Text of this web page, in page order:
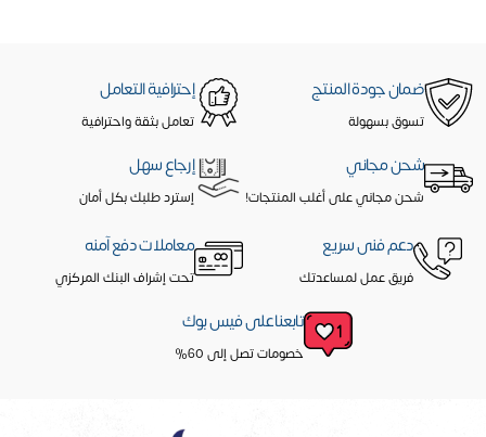
ضمان جودة المنتج
تسوق بسهولة
إحترافية التعامل
تعامل بثقة واحترافية
شحن مجاني
شحن مجاني على أغلب المنتجات!
إرجاع سهل
إسترد طلبك بكل أمان
دعم فنى سريع
فريق عمل لمساعدتك
معاملات دفع آمنه
تحت إشراف البنك المركزي
تابعنا على فيس بوك
خصومات تصل إلى 60%